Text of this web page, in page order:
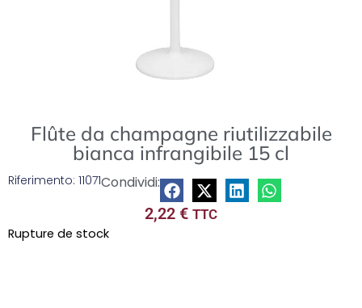
Riferimento: 11071Condividi:
Flûte da champagne riutilizzabile
bianca infrangibile 15 cl
2,22 € TTC
Rupture de stock